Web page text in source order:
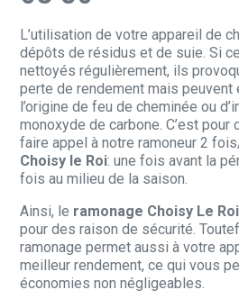
L’utilisation de votre appareil de
dépôts de résidus et de suie. Si
nettoyés régulièrement, ils
perte de rendement mais peuvent
l’origine de feu de cheminée ou
monoxyde de carbone. C’est pour
faire appel à notre ramoneur 2
Choisy le Roi: une fois avant la
fois au milieu de la saison.
Ainsi, le ramonage Choisy Le
pour des raison de sécurité.
ramonage permet aussi à votre
meilleur rendement, ce qui vous
économies non négligeables.